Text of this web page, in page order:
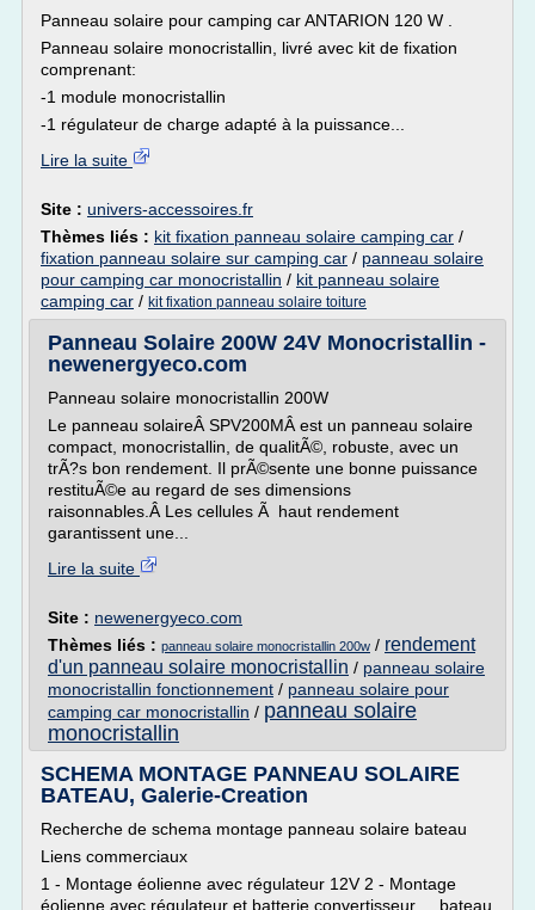
Panneau solaire pour camping car ANTARION 120 W .
Panneau solaire monocristallin, livré avec kit de fixation
comprenant:
-1 module monocristallin
-1 régulateur de charge adapté à la puissance...
Lire la suite
Site : univers-accessoires.fr
Thèmes liés : kit fixation panneau solaire camping car /
fixation panneau solaire sur camping car / panneau solaire
pour camping car monocristallin / kit panneau solaire
camping car / kit fixation panneau solaire toiture
Panneau Solaire 200W 24V Monocristallin -
newenergyeco.com
Panneau solaire monocristallin 200W
Le panneau solaireÂ SPV200MÂ est un panneau solaire
compact, monocristallin, de qualitÃ©, robuste, avec un
trÃ?s bon rendement. Il prÃ©sente une bonne puissance
restituÃ©e au regard de ses dimensions
raisonnables.Â Les cellules Ã haut rendement
garantissent une...
Lire la suite
Site : newenergyeco.com
Thèmes liés : panneau solaire monocristallin 200w / rendement
d'un panneau solaire monocristallin / panneau solaire
monocristallin fonctionnement / panneau solaire pour
camping car monocristallin / panneau solaire
monocristallin
SCHEMA MONTAGE PANNEAU SOLAIRE
BATEAU, Galerie-Creation
Recherche de schema montage panneau solaire bateau
Liens commerciaux
1 - Montage éolienne avec régulateur 12V 2 - Montage
éolienne avec régulateur et batterie convertisseur ... bateau